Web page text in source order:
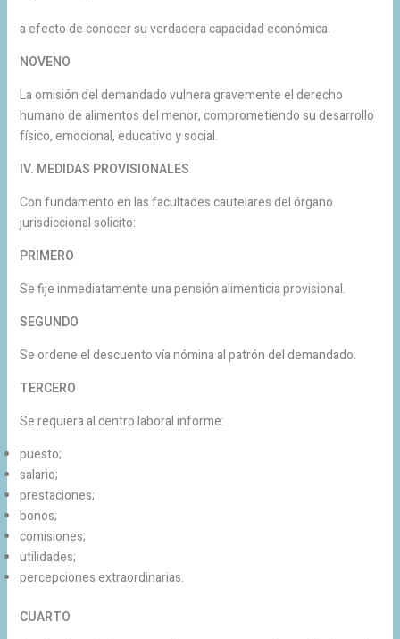
a efecto de conocer su verdadera capacidad económica.
NOVENO
La omisión del demandado vulnera gravemente el derecho
humano de alimentos del menor, comprometiendo su desarrollo
físico, emocional, educativo y social.
IV. MEDIDAS PROVISIONALES
Con fundamento en las facultades cautelares del órgano
jurisdiccional solicito:
PRIMERO
Se fije inmediatamente una pensión alimenticia provisional.
SEGUNDO
Se ordene el descuento vía nómina al patrón del demandado.
TERCERO
Se requiera al centro laboral informe:
puesto;
salario;
prestaciones;
bonos;
comisiones;
utilidades;
percepciones extraordinarias.
CUARTO